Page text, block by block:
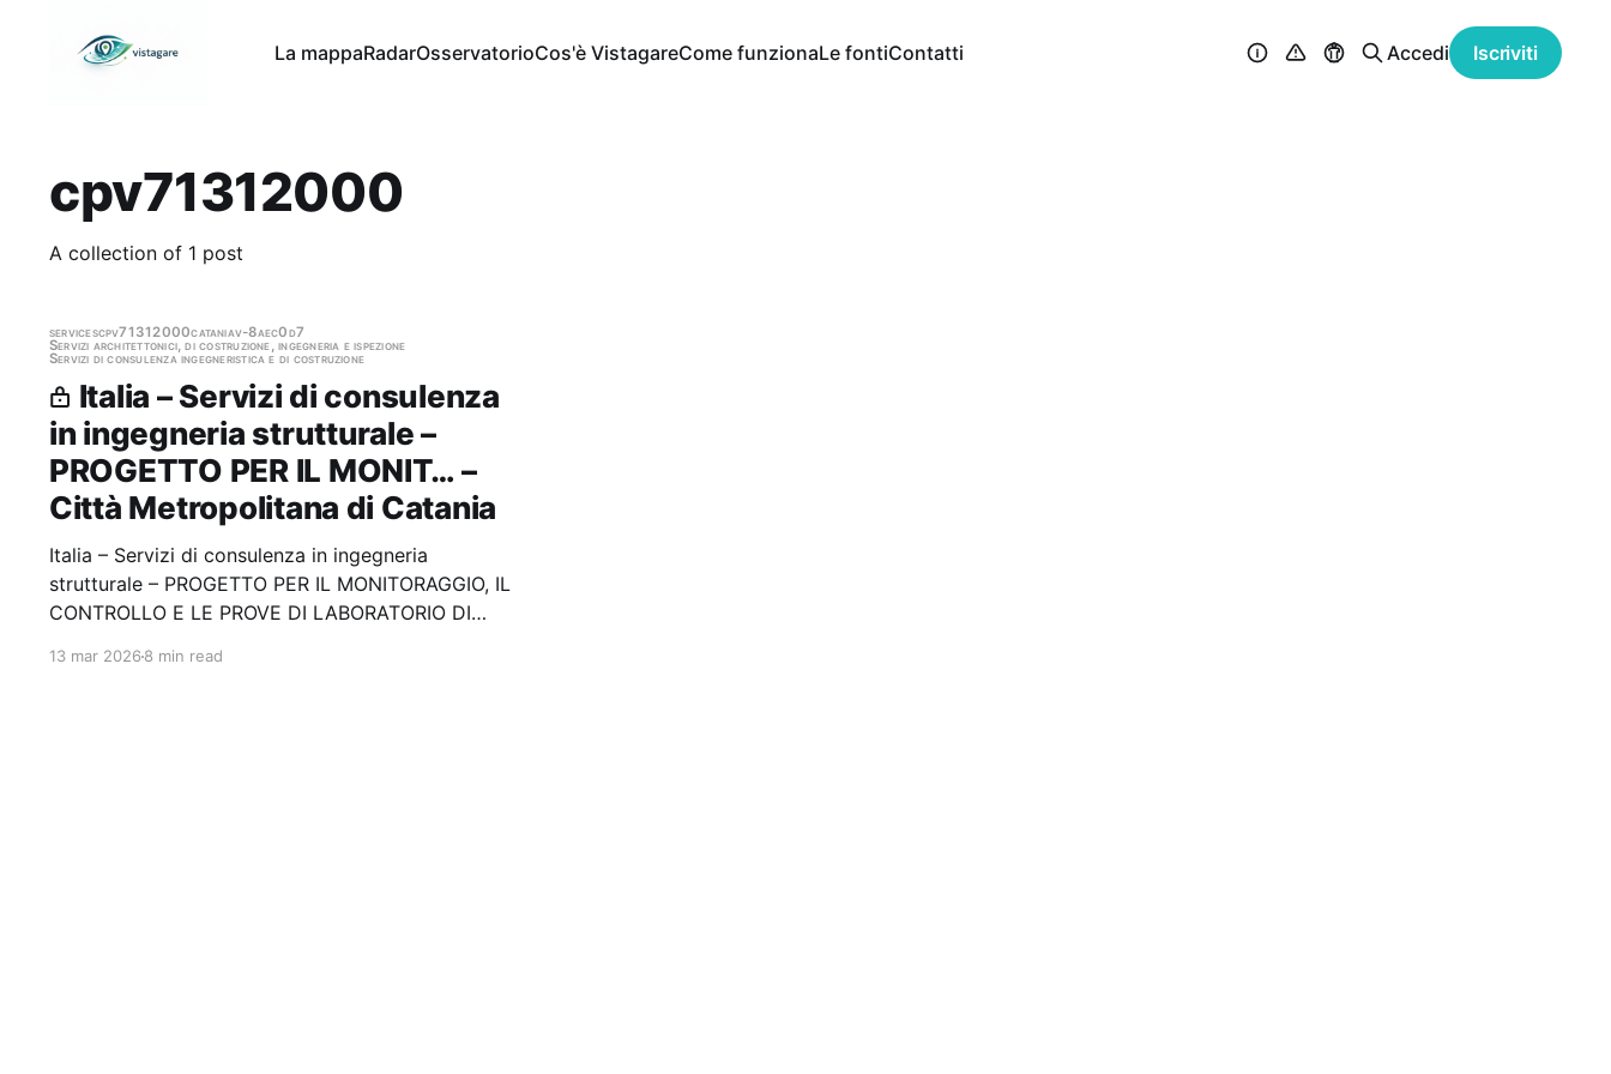
La mappaRadarOsservatorioCos'è VistagareCome funzionaLe fontiContatti Accedi Iscriviti
cpv71312000
A collection of 1 post
servicescpv71312000cataniav-8aec0d7
Servizi architettonici, di costruzione, ingegneria e ispezione
Servizi di consulenza ingegneristica e di costruzione
Italia – Servizi di consulenza
in ingegneria strutturale –
PROGETTO PER IL MONIT… –
Città Metropolitana di Catania
Italia – Servizi di consulenza in ingegneria
strutturale – PROGETTO PER IL MONITORAGGIO, IL
CONTROLLO E LE PROVE DI LABORATORIO DI
13 mar 20268 min read